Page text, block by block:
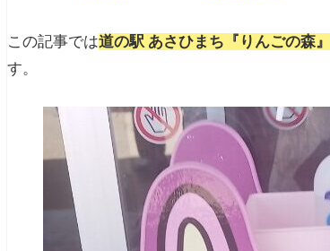
この記事では道の駅 あさひまち『りんごの森』
す。